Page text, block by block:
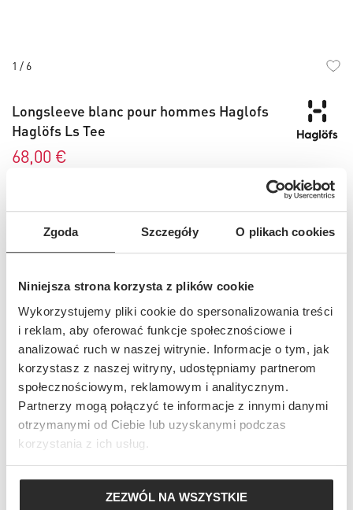
Zgoda Szczegóły O plikach cookies
Niniejsza strona korzysta z plików cookie
Wykorzystujemy pliki cookie do spersonalizowania treści
i reklam, aby oferować funkcje społecznościowe i
analizować ruch w naszej witrynie. Informacje o tym, jak
korzystasz z naszej witryny, udostępniamy partnerom
społecznościowym, reklamowym i analitycznym.
Partnerzy mogą połączyć te informacje z innymi danymi
otrzymanymi od Ciebie lub uzyskanymi podczas
korzystania z ich usług.
ZEZWÓL NA WSZYSTKIE
1 / 6
the
beginning
the
Longsleeve blanc pour hommes Haglofs
Haglöfs Ls Tee
68,00 €
M L XL
Tableau des tailles
Ajouter au panier
✔Droit de retour sous 30 jours
✔Protection acheteur Trusted Shops